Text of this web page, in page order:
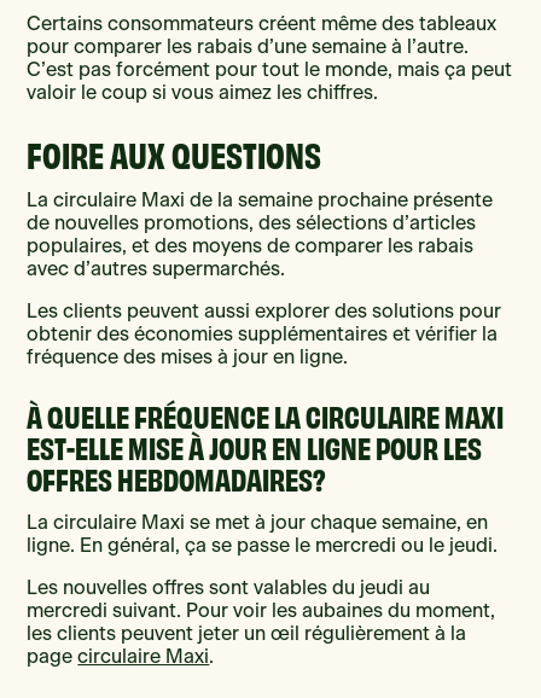
Certains consommateurs créent même des tableaux
pour comparer les rabais d’une semaine à l’autre.
C’est pas forcément pour tout le monde, mais ça peut
valoir le coup si vous aimez les chiffres.
FOIRE AUX QUESTIONS
La circulaire Maxi de la semaine prochaine présente
de nouvelles promotions, des sélections d’articles
populaires, et des moyens de comparer les rabais
avec d’autres supermarchés.
Les clients peuvent aussi explorer des solutions pour
obtenir des économies supplémentaires et vérifier la
fréquence des mises à jour en ligne.
À QUELLE FRÉQUENCE LA CIRCULAIRE MAXI
EST-ELLE MISE À JOUR EN LIGNE POUR LES
OFFRES HEBDOMADAIRES?
La circulaire Maxi se met à jour chaque semaine, en
ligne. En général, ça se passe le mercredi ou le jeudi.
Les nouvelles offres sont valables du jeudi au
mercredi suivant. Pour voir les aubaines du moment,
les clients peuvent jeter un œil régulièrement à la
pagecirculaire Maxi.